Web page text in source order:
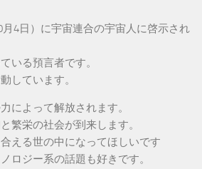
4日）に宇宙連合の宇宙人に啓示され
いる預言者です。
しています。
によって解放されます。
繁栄の社会が到来します。
える世の中になってほしいです
ロジー系の話題も好きです。